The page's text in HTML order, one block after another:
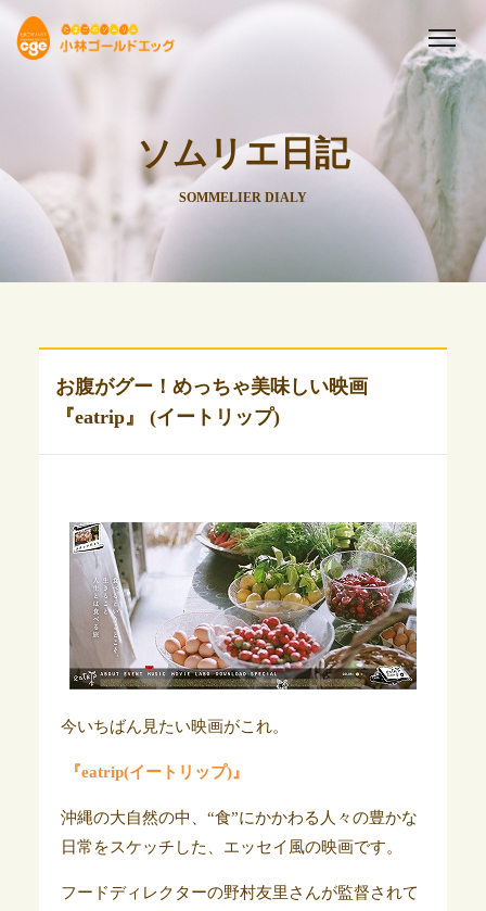
ソムリエ日記
SOMMELIER DIALY
お腹がグー！めっちゃ美味しい映画
『eatrip』 (イートリップ)
今いちばん見たい映画がこれ。
『eatrip(イートリップ)』
沖縄の大自然の中、“食”にかかわる人々の豊かな
日常をスケッチした、エッセイ風の映画です。
フードディレクターの野村友里さんが監督されて